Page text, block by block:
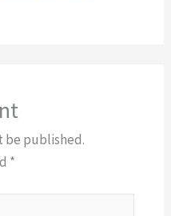
be published.
*